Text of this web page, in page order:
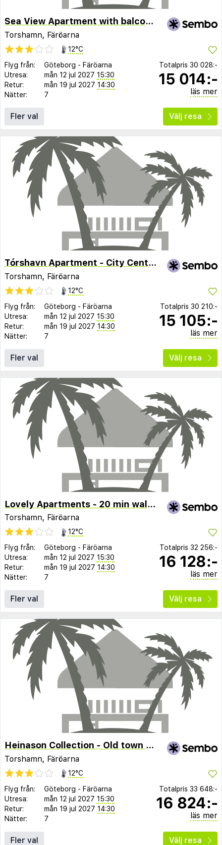
Sea View Apartment with balcony 2BR
Torshamn, Färöarna
12°C
Flyg från:
Göteborg - Färöarna
Utresa:
mån 12 jul 2027 15:30
Retur:
mån 19 jul 2027 14:30
Nätter:
7
Totalpris 30 028:-
15 014:-
läs mer
Fler val Välj resa
Tórshavn Apartment - City Center
Torshamn, Färöarna
12°C
Flyg från:
Göteborg - Färöarna
Utresa:
mån 12 jul 2027 15:30
Retur:
mån 19 jul 2027 14:30
Nätter:
7
Totalpris 30 210:-
15 105:-
läs mer
Fler val Välj resa
Lovely Apartments - 20 min walk from city centre
Torshamn, Färöarna
12°C
Flyg från:
Göteborg - Färöarna
Utresa:
mån 12 jul 2027 15:30
Retur:
mån 19 jul 2027 14:30
Nätter:
7
Totalpris 32 256:-
16 128:-
läs mer
Fler val Välj resa
Heinason Collection - Old town & harbour
Torshamn, Färöarna
12°C
Flyg från:
Göteborg - Färöarna
Utresa:
mån 12 jul 2027 15:30
Retur:
mån 19 jul 2027 14:30
Nätter:
7
Totalpris 33 648:-
16 824:-
läs mer
Fler val Välj resa